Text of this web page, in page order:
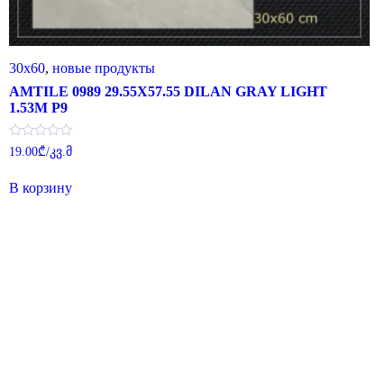
30x60,новые продукты
AMTILE 0989 29.55X57.55 DILAN GRAY LIGHT
1.53M P9
Оценка
0
5
19.00₾/კვ.მ
В корзину